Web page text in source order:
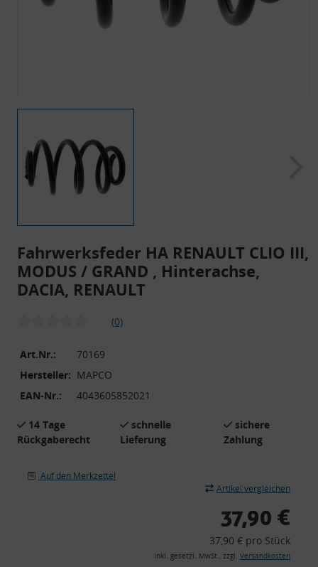
Fahrwerksfeder HA RENAULT CLIO III,
MODUS / GRAND , Hinterachse,
DACIA, RENAULT
(0)
Art.Nr.:
70169
Hersteller: MAPCO
EAN-Nr.:
4043605852021
14 Tage
Rückgaberecht
schnelle
Lieferung
sichere
Zahlung
Auf den Merkzettel
Artikel vergleichen
37,90 €
37,90 € pro Stück
inkl. gesetzl. MwSt., zzgl. Versandkosten